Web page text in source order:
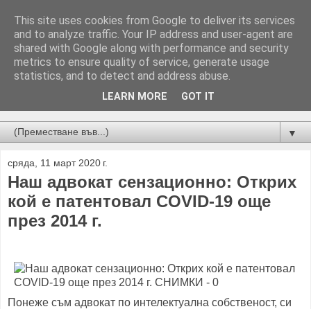
Новини от Бургас, страната и света!
▼
сряда, 11 март 2020 г.
Наш адвокат сензационно: Открих
кой е патентовал COVID-19 още
през 2014 г.
Понеже съм адвокат по интелектуална собственост, си
This site uses cookies from Google to deliver its services
and to analyze traffic. Your IP address and user-agent are
shared with Google along with performance and security
metrics to ensure quality of service, generate usage
statistics, and to detect and address abuse.
LEARN MORE GOT IT